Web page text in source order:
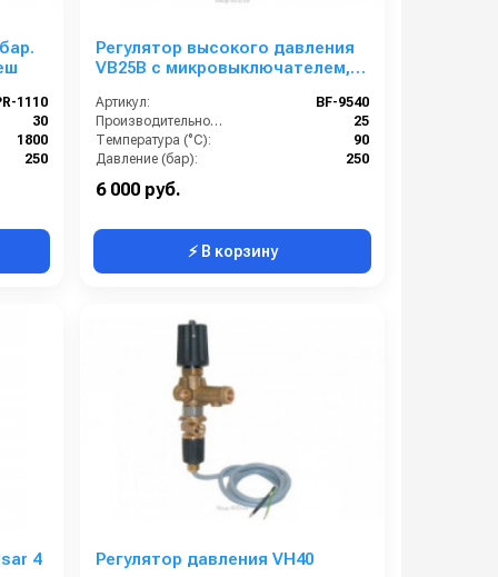
1110
30
1800
250
Регулятор высокого давления
VB25B с микровыключателем,
3/8внеш
Артикул:
BF-9540
Производительность (л/мин):
25
Температура (°C):
90
Давление (бар):
250
6 000 руб.
⚡ В корзину
4 Регулятор давления VH40